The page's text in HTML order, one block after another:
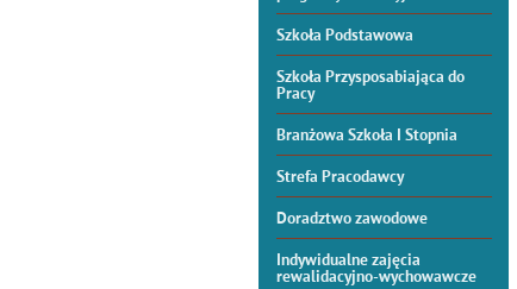
Szkoła Podstawowa
Szkoła Przysposabiająca do
Pracy
Branżowa Szkoła I Stopnia
Strefa Pracodawcy
Doradztwo zawodowe
Indywidualne zajęcia
rewalidacyjno-wychowawcze